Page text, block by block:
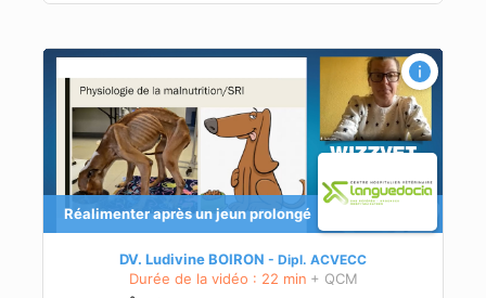
Réalimenter après un jeun prolongé
DV. Ludivine BOIRON Dipl. ACVECC
Durée de la vidéo : 22 min + QCM